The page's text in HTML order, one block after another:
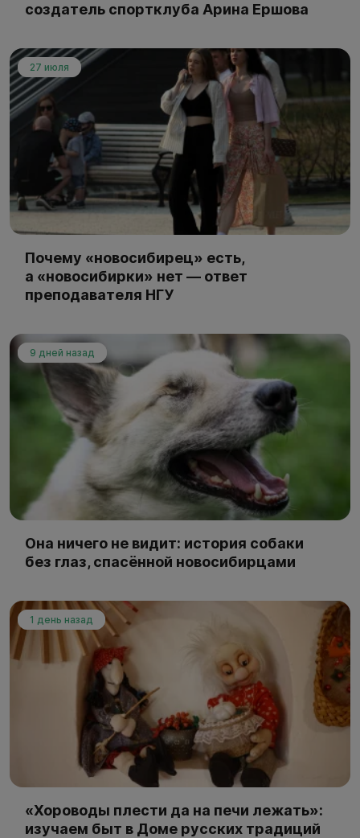
создатель спортклуба Арина Ершова
27 июля
Почему «новосибирец» есть,
а «новосибирки» нет — ответ
преподавателя НГУ
9 дней назад
Она ничего не видит: история собаки
без глаз, спасённой новосибирцами
1 день назад
«Хороводы плести да на печи лежать»:
изучаем быт в Доме русских традиций